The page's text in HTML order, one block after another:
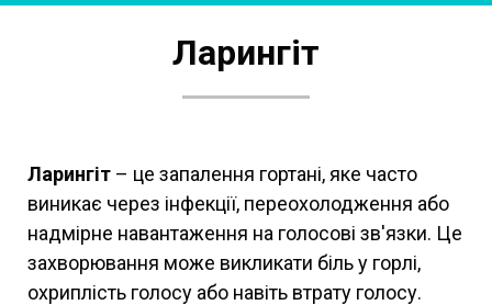
Ларингіт
Ларингіт – це запалення гортані, яке часто
виникає через інфекції, переохолодження або
надмірне навантаження на голосові зв'язки. Це
захворювання може викликати біль у горлі,
охриплість голосу або навіть втрату голосу.